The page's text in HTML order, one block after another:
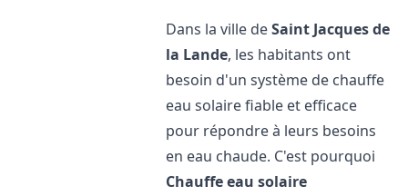
Dans la ville deSaint Jacques de
la Lande, les habitants ont
besoin d'un système de chauffe
eau solaire fiable et efficace
pour répondre à leurs besoins
en eau chaude. C'est pourquoi
Chauffe eau solaire